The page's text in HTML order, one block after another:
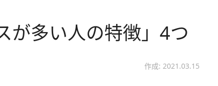
が多い人の特徴」4つ
作成: 2021.03.15